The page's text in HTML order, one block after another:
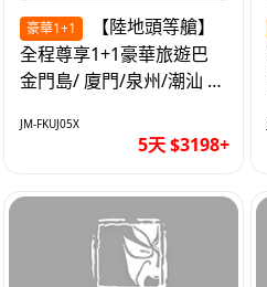
豪華1+1
全程尊享1+1豪華旅遊巴
金門島/ 廈門/泉州/潮汕 無
JM-FKUJ05X
5天 $3198+